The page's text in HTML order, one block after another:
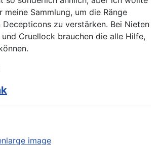
Sammlung, um die Ränge
Decepticons zu verstärken. Bei Nieten
Cruellock brauchen die alle Hilfe,